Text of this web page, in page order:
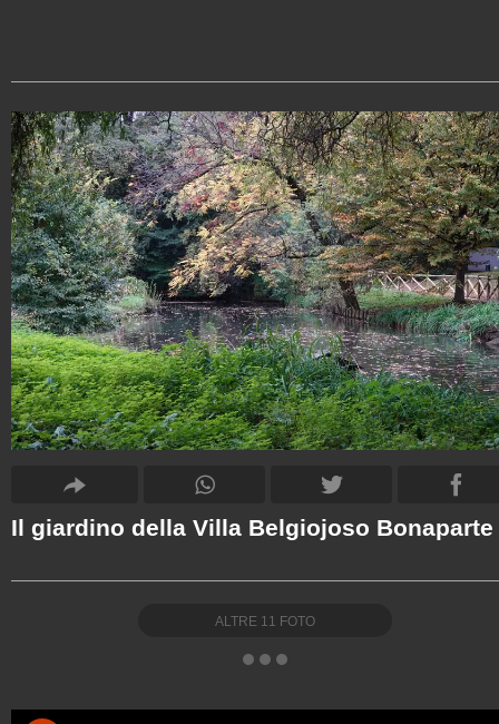
Il giardino della Villa Belgiojoso Bonaparte
ALTRE 11 FOTO